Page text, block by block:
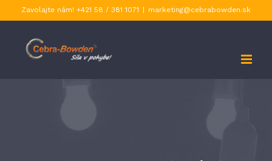
content
Zavolajte nám! +421 58 / 381 1071 marketing@cebrabowden.sk